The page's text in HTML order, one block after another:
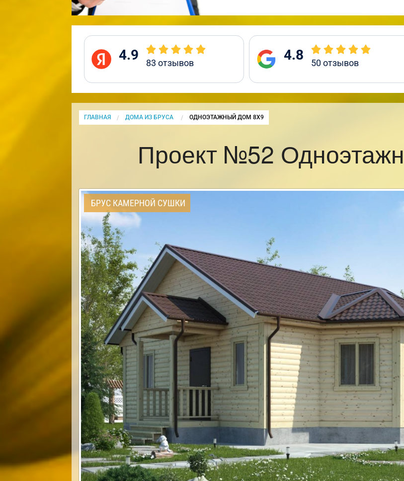
4.9 83 отзывов 4.8 50отзывов
ГЛАВНАЯ ДОМА ИЗ БРУСА CURRENT:
ОДНОЭТАЖНЫЙ ДОМ 8Х9
Проект №52
БРУС КАМЕРНОЙ СУШКИ